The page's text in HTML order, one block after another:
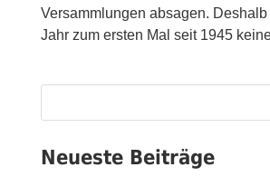
Versammlungen absagen.
Jahr zum ersten Mal seit 1945
Neueste Beiträge